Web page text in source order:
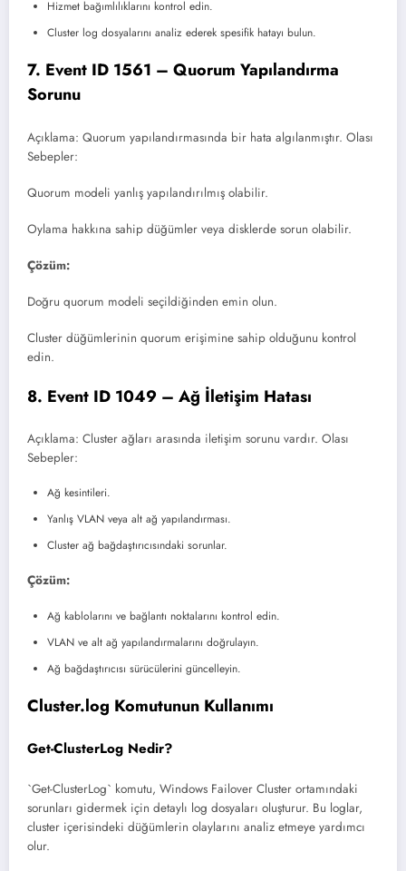
Hizmet bağımlılıklarını kontrol edin.
Cluster log dosyalarını analiz ederek spesifik hatayı bulun.
7. Event ID 1561 – Quorum Yapılandırma
Sorunu
Açıklama: Quorum yapılandırmasında bir hata algılanmıştır. Olası
Sebepler:
Quorum modeli yanlış yapılandırılmış olabilir.
Oylama hakkına sahip düğümler veya disklerde sorun olabilir.
Çözüm:
Doğru quorum modeli seçildiğinden emin olun.
Cluster düğümlerinin quorum erişimine sahip olduğunu kontrol
edin.
8. Event ID 1049 – Ağ İletişim Hatası
Açıklama: Cluster ağları arasında iletişim sorunu vardır. Olası
Sebepler:
Ağ kesintileri.
Yanlış VLAN veya alt ağ yapılandırması.
Cluster ağ bağdaştırıcısındaki sorunlar.
Çözüm:
Ağ kablolarını ve bağlantı noktalarını kontrol edin.
VLAN ve alt ağ yapılandırmalarını doğrulayın.
Ağ bağdaştırıcısı sürücülerini güncelleyin.
Cluster.log Komutunun Kullanımı
Get-ClusterLog Nedir?
`Get-ClusterLog` komutu, Windows Failover Cluster ortamındaki
sorunları gidermek için detaylı log dosyaları oluşturur. Bu loglar,
cluster içerisindeki düğümlerin olaylarını analiz etmeye yardımcı
olur.